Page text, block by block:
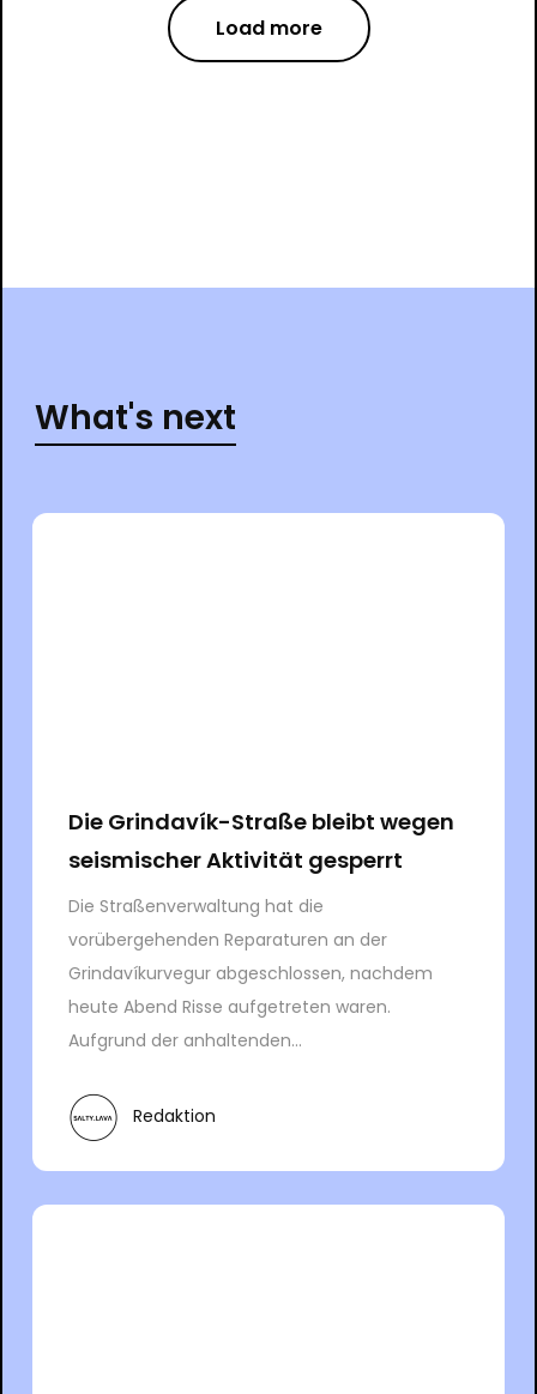
Load more
What's next
Die Grindavík-Straße bleibt wegen
seismischer Aktivität gesperrt
Die Straßenverwaltung hat die
vorübergehenden Reparaturen an der
Grindavíkurvegur abgeschlossen, nachdem
heute Abend Risse aufgetreten waren.
Aufgrund der anhaltenden...
Redaktion